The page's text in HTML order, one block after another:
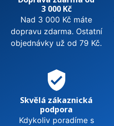
3 000 Kč
Nad 3 000 Kč máte
dopravu zdarma. Ostatní
objednávky už od 79 Kč.
verified_user
Skvělá zákaznická
podpora
Kdykoliv poradíme s